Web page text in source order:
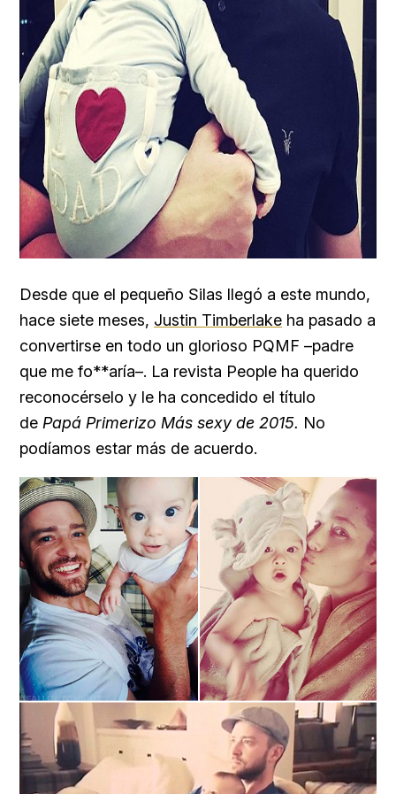
Desde que el pequeño Silas llegó a este mundo,
hace siete meses, Justin Timberlake ha pasado a
convertirse en todo un glorioso PQMF –padre
que me fo**aría–. La revista People ha querido
reconocérselo y le ha concedido el título
de Papá Primerizo Más sexy de 2015. No
podíamos estar más de acuerdo.